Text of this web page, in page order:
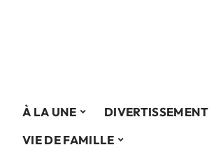
À LA UNE DIVERTISSEMENT
VIE DE FAMILLE